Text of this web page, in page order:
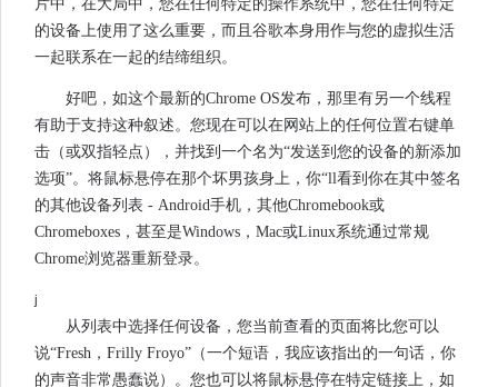
片中，在大局中，您在任何特定的操作系统中，您在任何特定
的设备上使用了这么重要，而且谷歌本身用作与您的虚拟生活
一起联系在一起的结缔组织。
好吧，如这个最新的Chrome OS发布，那里有另一个线程
有助于支持这种叙述。您现在可以在网站上的任何位置右键单
击（或双指轻点），并找到一个名为“发送到您的设备的新添加
选项”。将鼠标悬停在那个坏男孩身上，你“ll看到你在其中签名
的其他设备列表 - Android手机，其他Chromebook或
Chromeboxes，甚至是Windows，Mac或Linux系统通过常规
Chrome浏览器重新登录。
j
从列表中选择任何设备，您当前查看的页面将比您可以
说“Fresh，Frilly Froyo”（一个短语，我应该指出的一句话，你
的声音非常愚蠢说）。您也可以将鼠标悬停在特定链接上，如